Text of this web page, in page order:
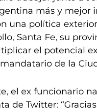
más y mejor
una política
Santa Fe, su
el potencial
de la
el ex funcionario
de Twitter: